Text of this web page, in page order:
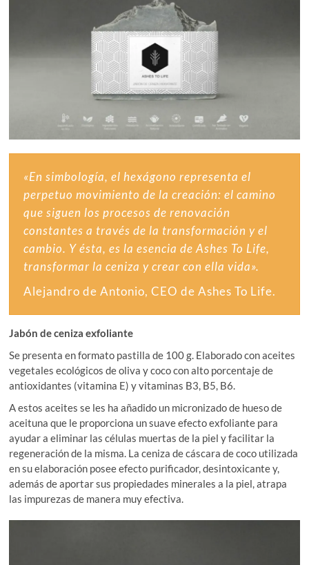
«En simbología, el hexágono representa el
perpetuo movimiento de la creación: el camino
que siguen los procesos de renovación
constantes a través de la transformación y el
cambio. Y ésta, es la esencia de Ashes To Life,
transformar la ceniza y crear con ella vida».
Alejandro de Antonio, CEO de Ashes To Life.
Jabón de ceniza exfoliante
Se presenta en formato pastilla de 100 g. Elaborado con aceites
vegetales ecológicos de oliva y coco con alto porcentaje de
antioxidantes (vitamina E) y vitaminas B3, B5, B6.
A estos aceites se les ha añadido un micronizado de hueso de
aceituna que le proporciona un suave efecto exfoliante para
ayudar a eliminar las células muertas de la piel y facilitar la
regeneración de la misma. La ceniza de cáscara de coco utilizada
en su elaboración posee efecto purificador, desintoxicante y,
además de aportar sus propiedades minerales a la piel, atrapa
las impurezas de manera muy efectiva.